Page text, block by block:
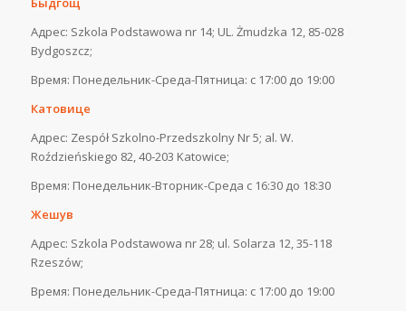
Адрес: Szkola Podstawowa nr 14; UL. Żmudzka 12, 85-028
Bydgoszcz;
Время: Понедельник-Среда-Пятница: с 17:00 до 19:00
Катовице
Адрес: Zespół Szkolno-Przedszkolny Nr 5; al. W.
Roździeńskiego 82, 40-203 Katowice;
Время: Понедельник-Вторник-Среда с 16:30 до 18:30
Жешув
Адрес: Szkola Podstawowa nr 28; ul. Solarza 12, 35-118
Rzeszów;
Время: Понедельник-Среда-Пятница: с 17:00 до 19:00